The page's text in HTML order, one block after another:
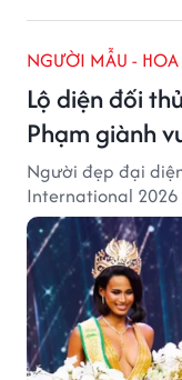
NGƯỜI MẪU - HOA
Lộ diện đối
Phạm giành
Người đẹp đại
International